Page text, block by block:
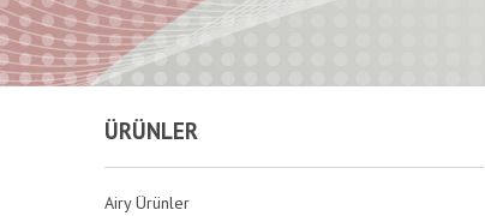
ÜRÜNLER
Airy Ürünler